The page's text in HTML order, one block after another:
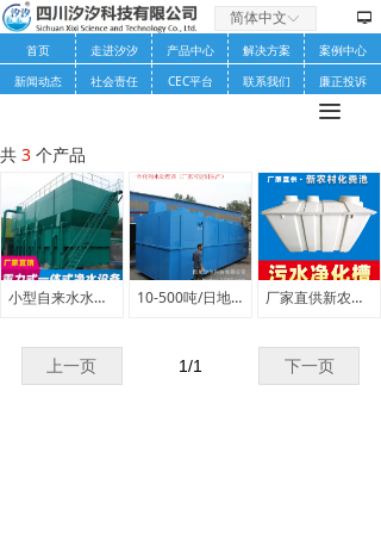
首页 走进汐汐 产品中心 解决方案
案例中心
新闻动态
社会责任 CEC平台 联系我们 廉正投诉
넡
ꀅ
简体中文
끀
共 3 个产品
小型自来水水厂重力式一体化净水农村饮用水生活用水净化处理设备 10-500吨/日地埋式一体化污水处理 厂家直供新农村小型一体化污水净化槽生活污水二八式微动力净化槽
上一页 下一页
1/1